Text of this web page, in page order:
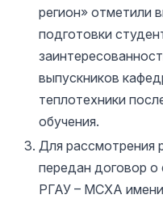
регион» отметили
подготовки
выпускников
теплотехники
обучения.
Для рассмотрения
передан договор
РГАУ – МСХА